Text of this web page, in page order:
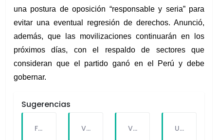
una postura de oposición “responsable y seria” para
evitar una eventual regresión de derechos. Anunció,
además, que las movilizaciones continuarán en los
próximos días, con el respaldo de sectores que
consideran que el partido ganó en el Perú y debe
gobernar.
Sugerencias
FALLECE FORTUNATO CHUQUITAYPE ANDRADE, “EL CHOLO”, REFERENTE DE LA SOLIDARIDAD Y LA CULTURA EN VILLA EL SALVADOR VILLA EL SALVADOR RECIBE A ANA CORREA PARA PRESENTAR LIBRO SOBRE MEMORIA, TEATRO Y RESISTENCIA DURANTE EL CONFLICTO ARMADO INTERNO. VILLA EL SALVADOR: EL ALCALDE GUIDO IÑIGO PERALTA PRIORIZÓ CONCIERTO DE SOMOS PERÚ Y NO ASISTIÓ AL DESFILE ESCOLAR CÍVICO CULTURAL 2026 UNIVERSIDAD SEÑOR DE SIPÁN PRESENTÓ ROBOT HUMANOIDE DE ÚLTIMA GENERACIÓN PARA FORTALECER LA INVESTIGACIÓN Y LA FORMACIÓN ACADÉMICA